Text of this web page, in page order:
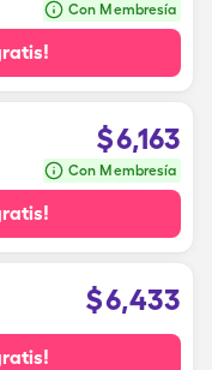
Con Membresía
$6,163
Con Membresía
$6,433